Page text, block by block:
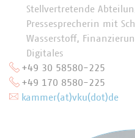
Stellvertretende
Pressesprecherin mit
Wasserstoff,
Digitales
+49 30 58580-225
+49 170 8580-225
kammer(at)vku(dot)de